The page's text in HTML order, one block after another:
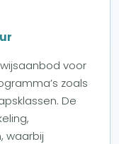
voor
zoals
De
waarbij